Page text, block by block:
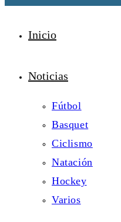
Inicio
Noticias
Fútbol
Basquet
Ciclismo
Natación
Hockey
Varios